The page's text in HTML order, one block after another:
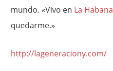
mundo. «Vivo en La Habana
quedarme.»
http://lageneraciony.com/